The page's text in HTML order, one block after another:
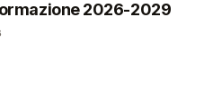
2026-2029